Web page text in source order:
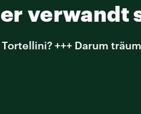
verwandt
+++ Darum